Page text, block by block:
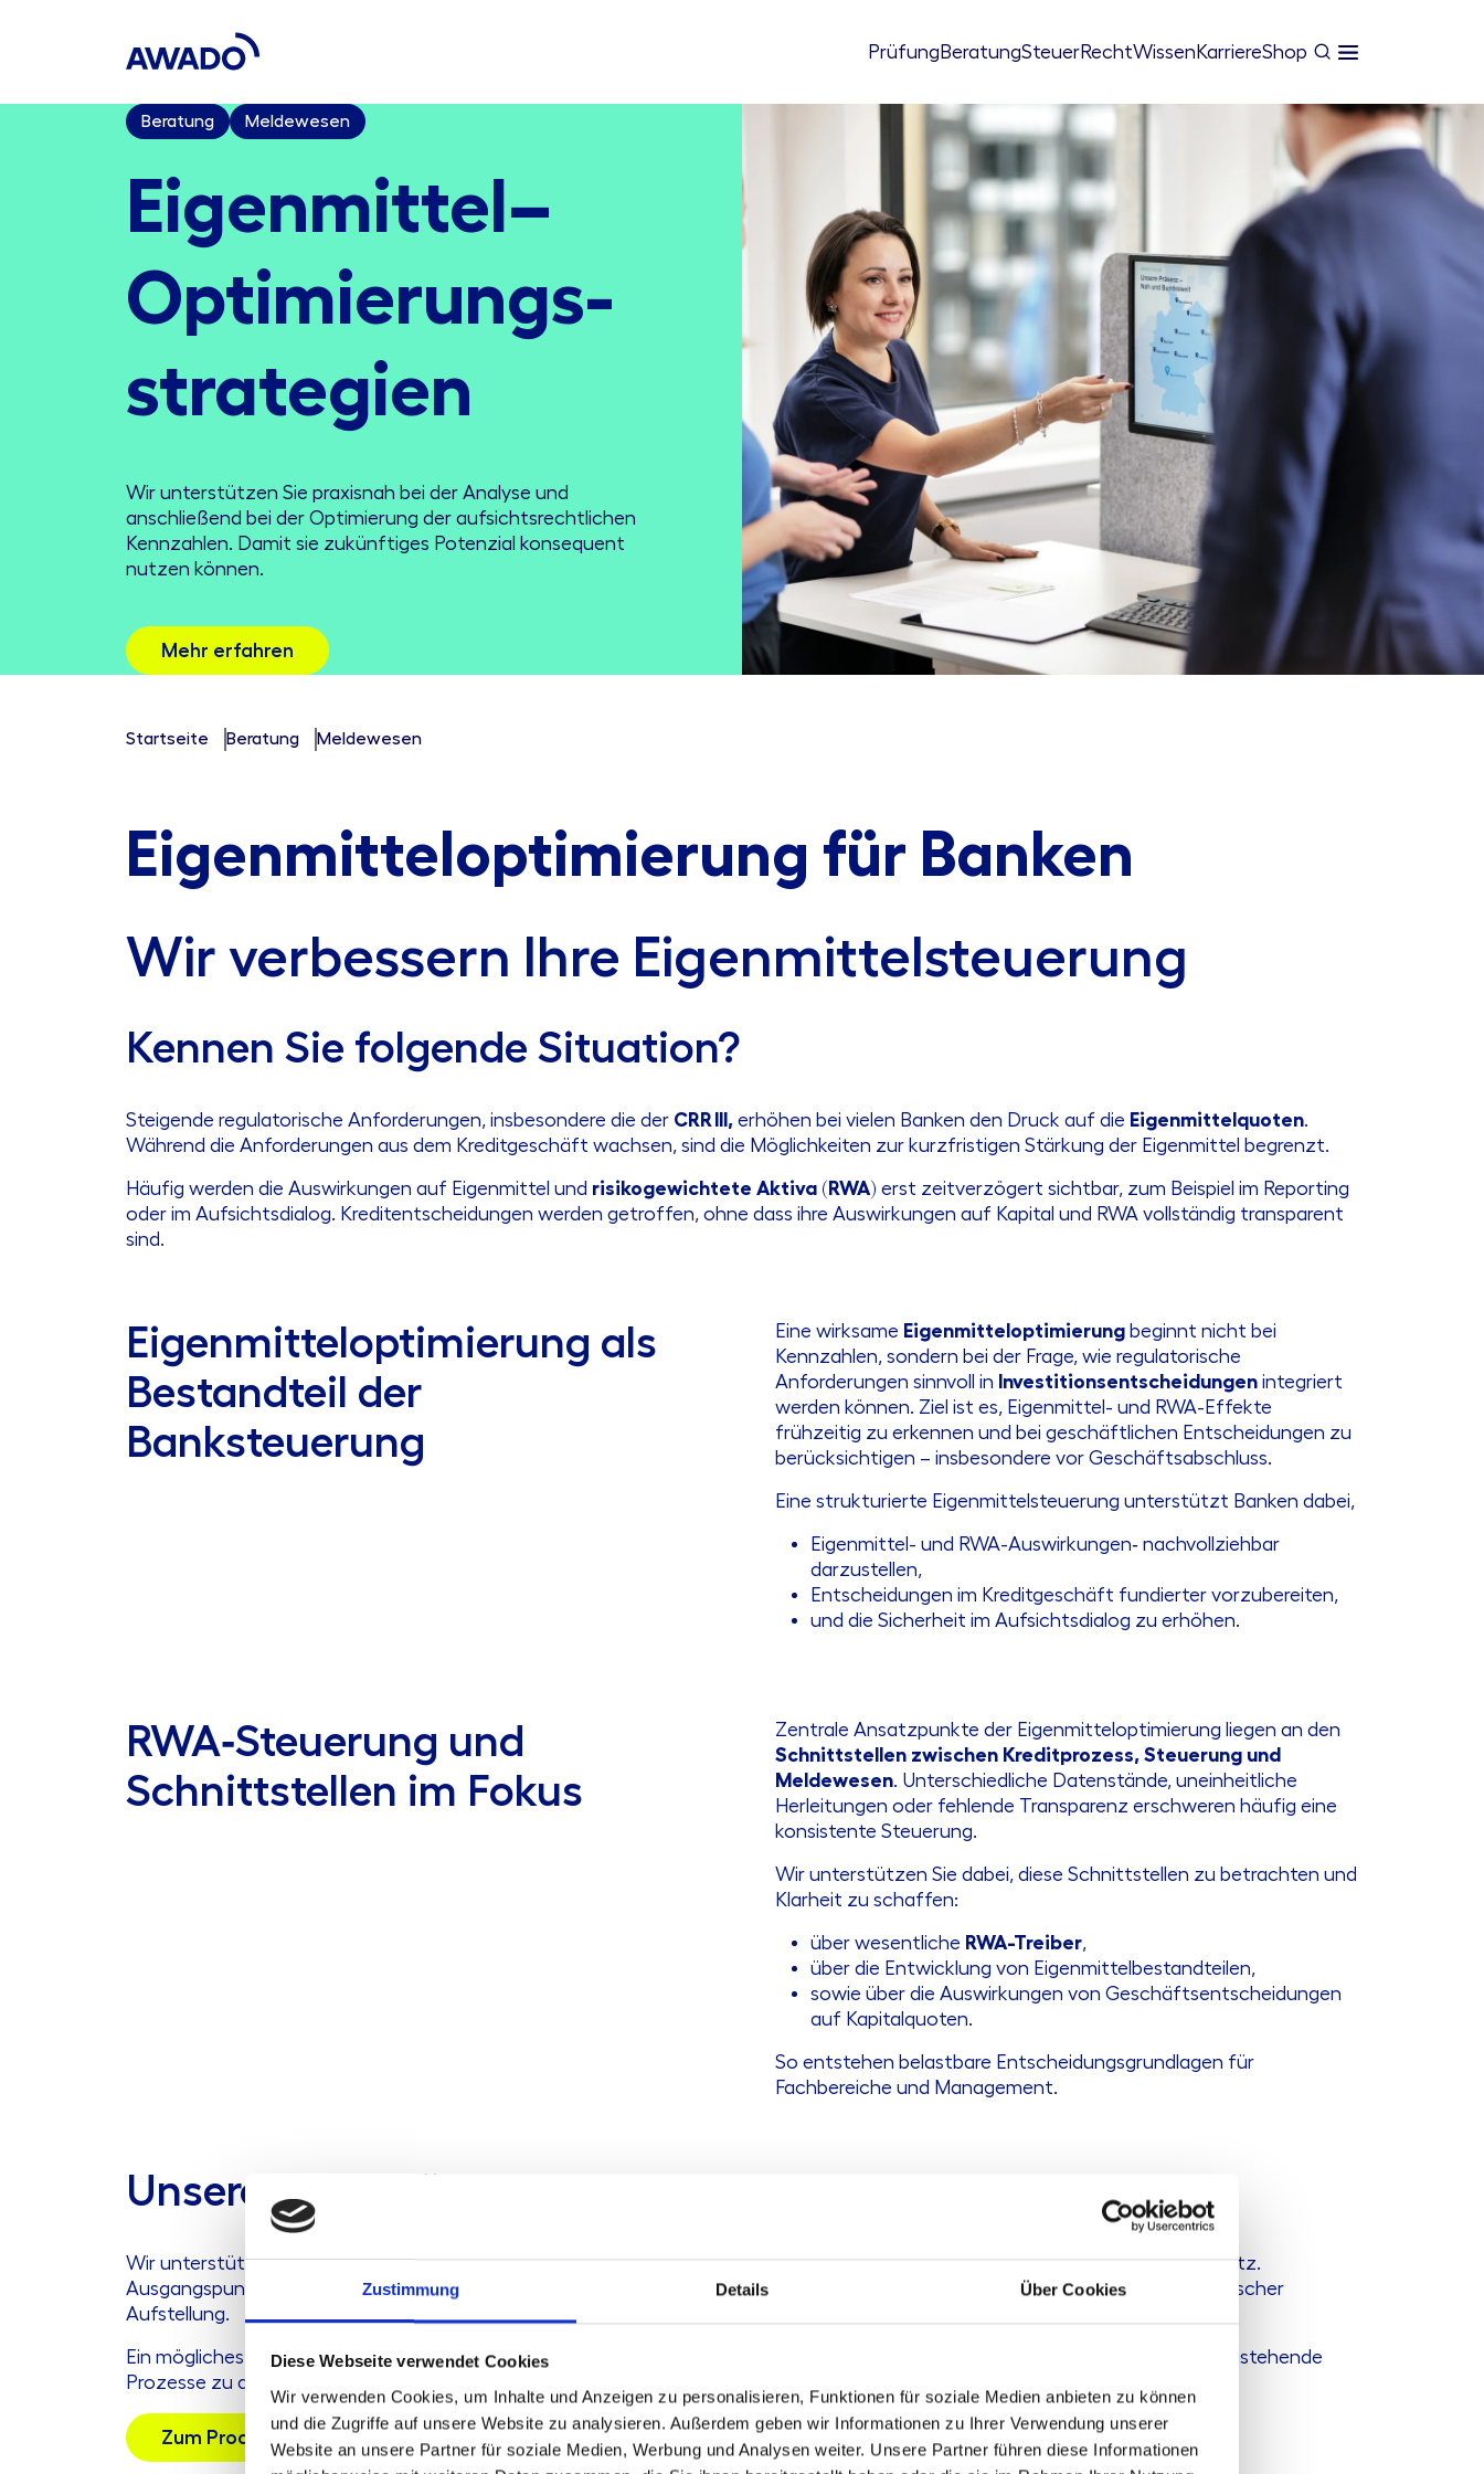
Zustimmung Details Über Cookies
Diese Webseite verwendet Cookies
Wir verwenden Cookies, um Inhalte und Anzeigen zu personalisieren, Funktionen für soziale Medien anbieten zu können
und die Zugriffe auf unsere Website zu analysieren. Außerdem geben wir Informationen zu Ihrer Verwendung unserer
Website an unsere Partner für soziale Medien, Werbung und Analysen weiter. Unsere Partner führen diese Informationen
Prüfung BeratungSteuerRechtWissen KarriereShop
Beratung Meldewesen
Eigenmittel–
Optimierungs­­
strategien
Wir unterstützen Sie praxisnah bei der Analyse und
anschließend bei der Optimierung der aufsichtsrechtlichen
Kennzahlen. Damit sie zukünftiges Potenzial konsequent
nutzen können.
Mehr erfahren
Startseite Beratung Meldewesen
Eigenmitteloptimierung für Banken
Wir verbessern Ihre Eigenmittelsteuerung
Kennen Sie folgende Situation?
Steigende regulatorische Anforderungen, insbesondere die der CRR III, erhöhen bei vielen Banken den Druck auf die Eigenmittelquoten.
Während die Anforderungen aus dem Kreditgeschäft wachsen, sind die Möglichkeiten zur kurzfristigen Stärkung der Eigenmittel begrenzt.
Häufig werden die Auswirkungen auf Eigenmittel und risikogewichtete Aktiva (RWA) erst zeitverzögert sichtbar, zum Beispiel im Reporting
oder im Aufsichtsdialog. Kreditentscheidungen werden getroffen, ohne dass ihre Auswirkungen auf Kapital und RWA vollständig transparent
sind.
Eigenmitteloptimierung als
Bestandteil der
Banksteuerung
Eine wirksame Eigenmitteloptimierung beginnt nicht bei
Kennzahlen, sondern bei der Frage, wie regulatorische
Anforderungen sinnvoll in Investitionsentscheidungen integriert
werden können. Ziel ist es, Eigenmittel- und RWA-Effekte
frühzeitig zu erkennen und bei geschäftlichen Entscheidungen zu
berücksichtigen – insbesondere vor Geschäftsabschluss.
Eine strukturierte Eigenmittelsteuerung unterstützt Banken dabei,
Eigenmittel- und RWA-Auswirkungen‑ nachvollziehbar
darzustellen,
Entscheidungen im Kreditgeschäft fundierter vorzubereiten,
und die Sicherheit im Aufsichtsdialog zu erhöhen.
RWA‑Steuerung und
Schnittstellen im Fokus
Zentrale Ansatzpunkte der Eigenmitteloptimierung liegen an den
Schnittstellen zwischen Kreditprozess, Steuerung und
Meldewesen. Unterschiedliche Datenstände, uneinheitliche
Herleitungen oder fehlende Transparenz erschweren häufig eine
konsistente Steuerung.
Wir unterstützen Sie dabei, diese Schnittstellen zu betrachten und
Klarheit zu schaffen:
über wesentliche RWA-Treiber,
über die Entwicklung von Eigenmittelbestandteilen,
sowie über die Auswirkungen von Geschäftsentscheidungen
auf Kapitalquoten.
So entstehen belastbare Entscheidungsgrundlagen für
Fachbereiche und Management.
Unsere Unterstützung
Wir unterstützen Banken bei der Weiterentwicklung ihrerEigenmittelsteuerungmit einem praxisnahen und umsetzbaren Ansatz.
Ausgangspunkt ist stets Ihre individuelle Ausgangssituation – einschließlich Geschäftsmodell, Portfoliostruktur und organisatorischer
Aufstellung.
Ein mögliches Format hierfür ist dieProzesswerkstatt Eigenmitteloptimierung
. Sie bietet einen strukturierten Rahmen, um bestehende
Prozesse zu analysieren, Optimierungspotenziale zu identifizieren und ein proaktives RWA‑Management zu etablieren.
Zum Produktblatt